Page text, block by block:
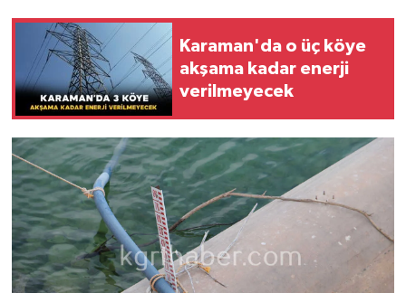
Karaman'da o üç köye
akşama kadar enerji
verilmeyecek